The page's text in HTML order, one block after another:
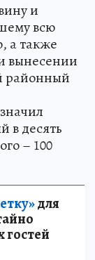
и
всю
а также
вынесении
районный
в десять
– 100
для
гостей